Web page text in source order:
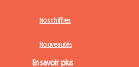
Nos chiffres
Nouveautés
En savoir plus